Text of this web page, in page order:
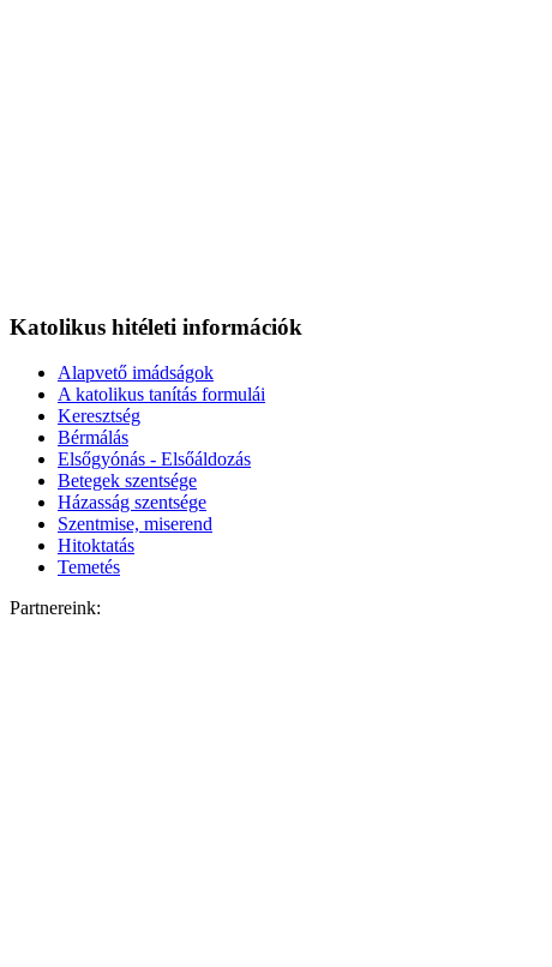
Katolikus hitéleti információk
Alapvető imádságok
A katolikus tanítás formulái
Keresztség
Bérmálás
Elsőgyónás - Elsőáldozás
Betegek szentsége
Házasság szentsége
Szentmise, miserend
Hitoktatás
Temetés
Partnereink: